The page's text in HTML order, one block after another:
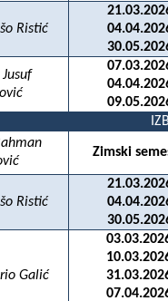
Ristić
04.04
Zimski
Ristić
04.04
Galić